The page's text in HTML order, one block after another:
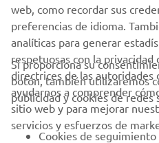
CORPORATIVO
PROFESIONALES
web, como recordar sus
preferencias de idioma.
analíticas para generar
respetuosas con la privacidad
directrices de las autoridades
ayudarnos a comprender
sitio web y para mejorar
servicios y esfuerzos de
Si proporciona su
botón, también utilizaremos
publicidad y cookies de redes
Cookies de